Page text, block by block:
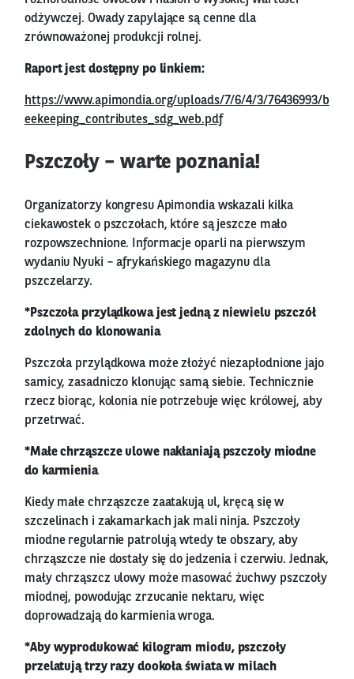
odżywczej. Owady zapylające są cenne dla
zrównoważonej produkcji rolnej.
Raport jest dostępny po linkiem:
https://www.apimondia.org/uploads/7/6/4/3/76436993/b
eekeeping_contributes_sdg_web.pdf
Pszczoły – warte poznania!
Organizatorzy kongresu Apimondia wskazali kilka
ciekawostek o pszczołach, które są jeszcze mało
rozpowszechnione. Informacje oparli na pierwszym
wydaniu Nyuki – afrykańskiego magazynu dla
pszczelarzy.
*Pszczoła przylądkowa jest jedną z niewielu pszczół
zdolnych do klonowania
Pszczoła przylądkowa może złożyć niezapłodnione jajo
samicy, zasadniczo klonując samą siebie. Technicznie
rzecz biorąc, kolonia nie potrzebuje więc królowej, aby
przetrwać.
*Małe chrząszcze ulowe nakłaniają pszczoły miodne
do karmienia
Kiedy małe chrząszcze zaatakują ul, kręcą się w
szczelinach i zakamarkach jak mali ninja. Pszczoły
miodne regularnie patrolują wtedy te obszary, aby
chrząszcze nie dostały się do jedzenia i czerwiu. Jednak,
mały chrząszcz ulowy może masować żuchwy pszczoły
miodnej, powodując zrzucanie nektaru, więc
doprowadzają do karmienia wroga.
*Aby wyprodukować kilogram miodu, pszczoły
przelatują trzy razy dookoła świata w milach